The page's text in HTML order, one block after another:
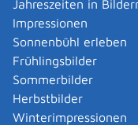
Jahreszeiten in
Impressionen
Sonnenbühl erleben
Frühlingsbilder
Sommerbilder
Herbstbilder
Winterimpressionen
Hinweise
Das Grundbuch gibt
Belastungen, die
(zum Beispiel